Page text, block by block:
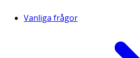
Vanliga frågor